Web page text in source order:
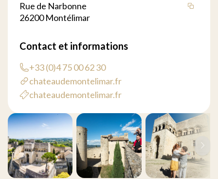
Rue de Narbonne
26200 Montélimar
Contact et informations
+33 (0)4 75 00 62 30
chateaudemontelimar.fr
chateaudemontelimar.fr